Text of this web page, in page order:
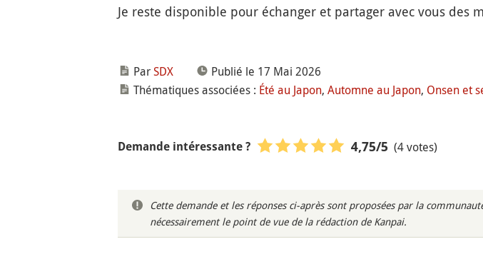
Je reste disponible pour échanger et partager avec vous des
ParSDX
Publié le 17 Mai 2026
Thématiques associées : Été au Japon, Automne au Japon, Onsen et
Demande intéressante ? 4,75/5 (4 votes)
Cette demande et les réponses ci-après sont proposées par la
nécessairement le point de vue de la rédaction de Kanpai.